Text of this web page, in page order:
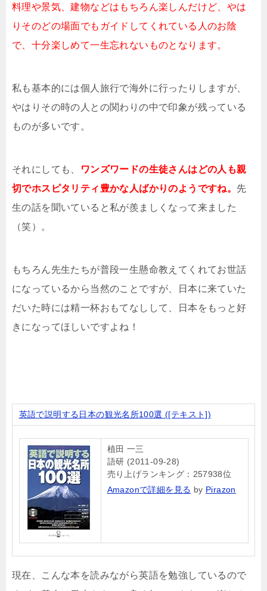
料理や景気、建物などはもちろん楽しんだけど、やは
りそのどの場面でもガイドしてくれている人のお陰
で、十分楽しめて一生忘れないものとなります。
私も基本的には個人旅行で海外に行ったりしますが、
やはりその時の人との関わりの中で印象が残っている
ものが多いです。
それにしても、
ワンズワードの生徒さんはどの人も親
切でホスピタリティ豊かな人ばかりのようですね。 先
生の話を聞いていると私が羨ましくなって来ました
（笑）。
もちろん先生たちが普段一生懸命教えてくれてお世話
になっているから当然のことですが、日本に来ていた
だいた時には精一杯おもてなしして、日本をもっと好
きになってほしいですよね！
英語で説明する日本の観光名所100選 ([テキスト])
植田 一三
語研 (2011-09-28)
売り上げランキング：257938位
Amazonで詳細を見る by Pirazon
現在、こんな本を読みながら英語を勉強しているので